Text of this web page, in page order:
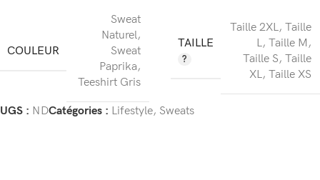
COULEUR
Sweat
Naturel,
Sweat
Paprika,
Teeshirt Gris
TAILLE
Taille 2XL, Taille
L, Taille M,
Taille S, Taille
XL, Taille XS
UGS : NDCatégories : Lifestyle, Sweats